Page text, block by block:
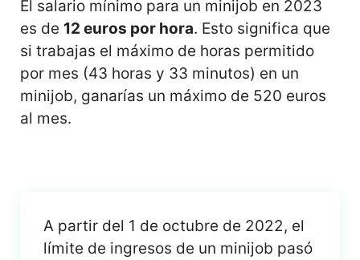
El salario mínimo para un minijob en 2023
es de 12 euros por hora. Esto significa que
si trabajas el máximo de horas permitido
por mes (43 horas y 33 minutos) en un
minijob, ganarías un máximo de 520 euros
al mes.
A partir del 1 de octubre de 2022, el
límite de ingresos de un minijob pasó